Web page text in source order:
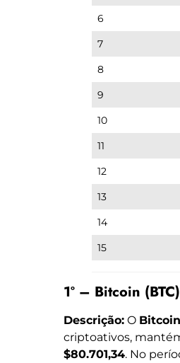
6
7
8
9
10
11
12
13
14
15
1º – Bitcoin
Descrição: O
criptoativos,
$80.701,34. No